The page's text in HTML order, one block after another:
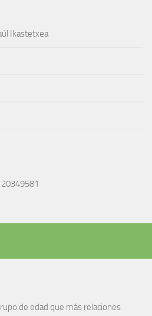
Ikastetxea
20349581
de edad que más relaciones